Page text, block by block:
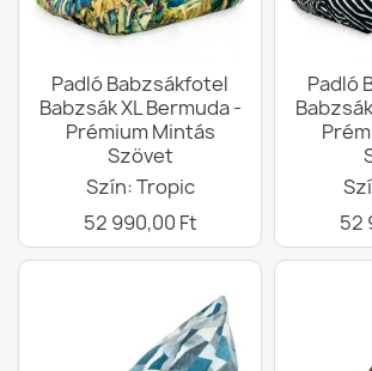
Padló Babzsákfotel
Babzsák XL Bermuda -
Prémium Mintás
Szövet
Szín: Tropic
52 990,00 Ft
Padló
52